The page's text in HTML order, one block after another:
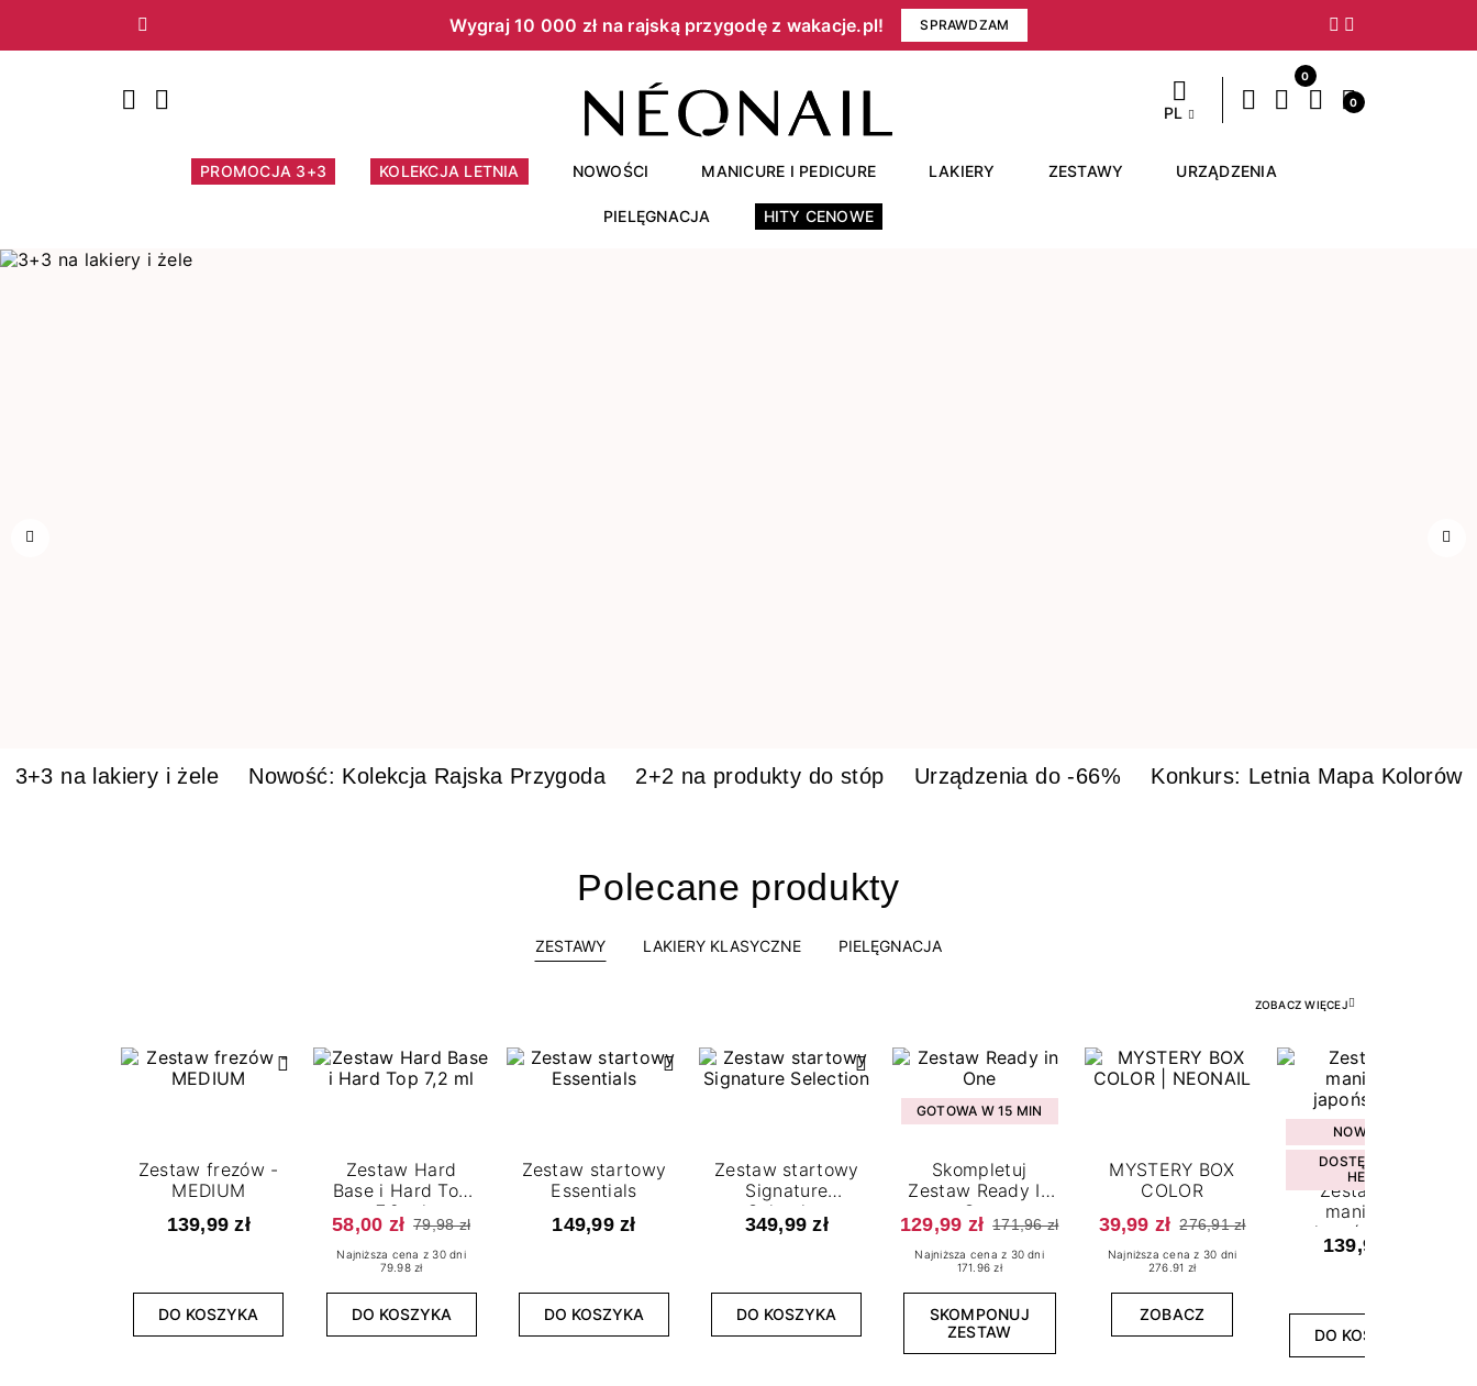
Wygraj 10 000 zł na rajską przygodę z wakacje.pl!​ SPRAWDZAM
Poprzedni Następny
PL
0
0
PROMOCJA 3+3 KOLEKCJA LETNIA NOWOŚCI MANICURE I PEDICURE LAKIERY ZESTAWY URZĄDZENIA
PIELĘGNACJA HITY CENOWE
3+3 na lakiery i żele Nowość: Kolekcja Rajska Przygoda 2+2 na produkty do stóp Urządzenia do -66% Konkurs: Letnia Mapa Kolorów
Polecane produkty
ZESTAWY LAKIERY KLASYCZNE PIELĘGNACJA
ZOBACZ WIĘCEJ
Zestaw frezów -
MEDIUM
139,99 zł
DO KOSZYKA
Zestaw Hard
Base i Hard Top
7,2 ml
58,00 zł 79,98 zł
Najniższa cena z 30 dni
79.98 zł
DO KOSZYKA
Zestaw startowy
Essentials
149,99 zł
DO KOSZYKA
Zestaw startowy
Signature
Selection
349,99 zł
DO KOSZYKA
GOTOWA W 15 MIN
Skompletuj
Zestaw Ready In
One
129,99 zł 171,96 zł
Najniższa cena z 30 dni
171.96 zł
SKOMPONUJ
ZESTAW
MYSTERY BOX
COLOR
39,99 zł 276,91 zł
Najniższa cena z 30 dni
276.91 zł
ZOBACZ
NOWOŚĆ
DOSTĘPNY W
HEBE
Zestaw do
manicure
japońskiego
139,99 zł
DO KOSZYKA